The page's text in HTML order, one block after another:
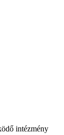
intézmény